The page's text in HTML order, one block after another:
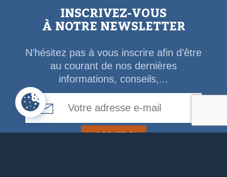
INSCRIVEZ-VOUS
À NOTRE NEWSLETTER
N’hésitez pas à vous inscrire afin d’être
au courant de nos dernières
informations, conseils,...